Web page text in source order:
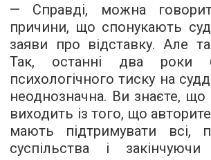
— Справді, можна
причини, що спонукають
заяви про відставку. Але
Так, останні два роки
психологічного тиску на
неоднозначна. Ви знаєте, що
виходить із того, що
мають підтримувати всі,
суспільства і